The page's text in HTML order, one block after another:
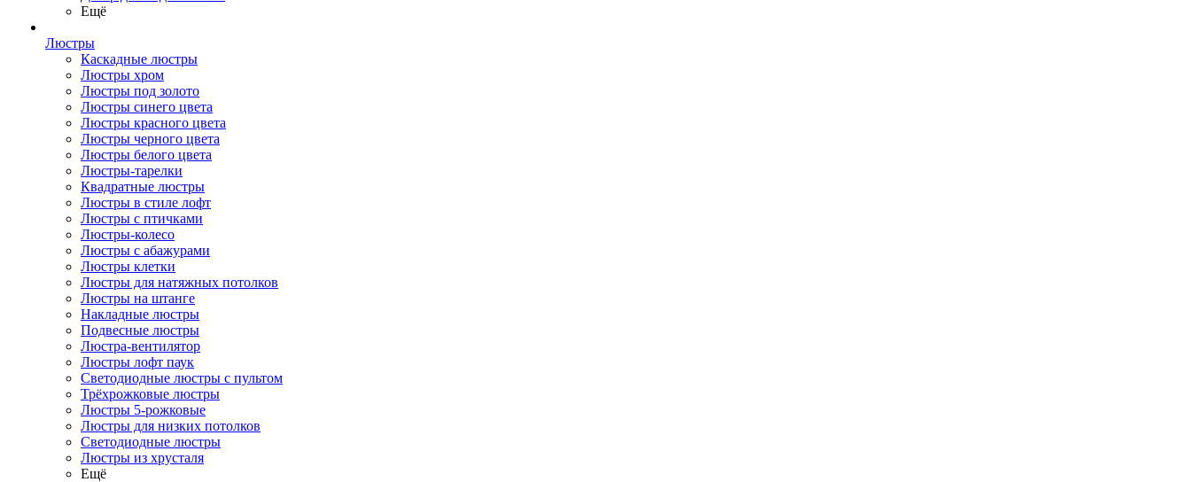
Ещё
Люстры
Каскадные люстры
Люстры хром
Люстры под золото
Люстры синего цвета
Люстры красного цвета
Люстры черного цвета
Люстры белого цвета
Люстры-тарелки
Квадратные люстры
Люстры в стиле лофт
Люстры с птичками
Люстры-колесо
Люстры с абажурами
Люстры клетки
Люстры для натяжных потолков
Люстры на штанге
Накладные люстры
Подвесные люстры
Люстра-вентилятор
Люстры лофт паук
Светодиодные люстры с пультом
Трёхрожковые люстры
Люстры 5-рожковые
Люстры для низких потолков
Cветодиодные люстры
Люстры из хрусталя
Ещё